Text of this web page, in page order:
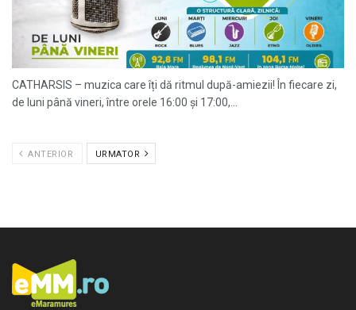
CATHARSIS – muzica care îți dă ritmul după-amiezii! În fiecare zi,
de luni până vineri, între orele 16:00 și 17:00,...
ANTERIOR URMATOR